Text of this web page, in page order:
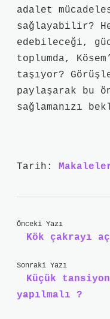
adalet
sağlayabilir?
edebileceği,
toplumda,
taşıyor?
paylaşarak bu
sağlamanızı
Tarih:
Önceki Yazı
Kök çakrayı
Sonraki Yazı
Küçük
yapılmalı ?